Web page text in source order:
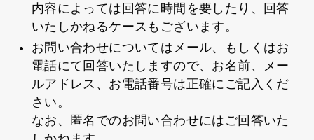
内容によっては回答に時間を要したり、回答
いたしかねるケースもございます。
お問い合わせについてはメール、もしくはお
電話にて回答いたしますので、お名前、メー
ルアドレス、お電話番号は正確にご記入くだ
さい。
なお、匿名でのお問い合わせにはご回答いた